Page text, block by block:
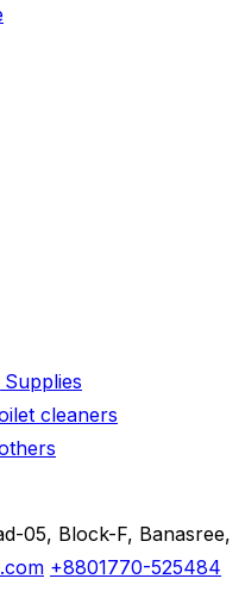
cleaners
05, Block-F, Banasree,
+8801770-525484